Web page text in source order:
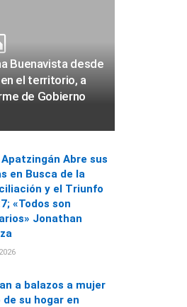
Buenavista desde
el territorio, a
de Gobierno
Apatzingán Abre sus
en Busca de la
y el Triunfo
«Todos son
Jonathan
a balazos a mujer
su hogar en